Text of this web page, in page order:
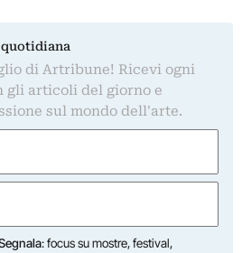
di Artribune! Ricevi ogni
gli articoli del giorno e
sul mondo dell'arte.
: focus su mostre, festival,